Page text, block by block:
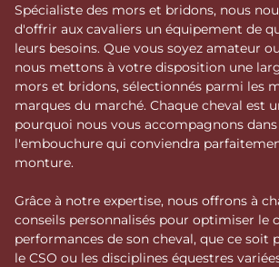
Spécialiste des mors et bridons, nous
d'offrir aux cavaliers un équipement de
leurs besoins. Que vous soyez amateur
nous mettons à votre disposition une
mors et bridons, sélectionnés parmi les
marques du marché. Chaque cheval est
pourquoi nous vous accompagnons
l'embouchure qui conviendra
monture.
Grâce à notre expertise, nous offrons à
conseils personnalisés pour optimiser le
performances de son cheval, que ce soit
le CSO ou les disciplines équestres